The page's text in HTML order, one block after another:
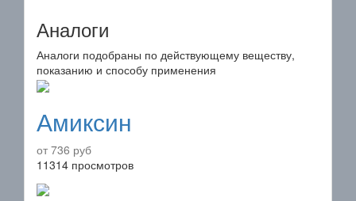
Аналоги
Аналоги подобраны по действующему веществу,
показанию и способу применения
Амиксин
от 736 руб
11314 просмотров